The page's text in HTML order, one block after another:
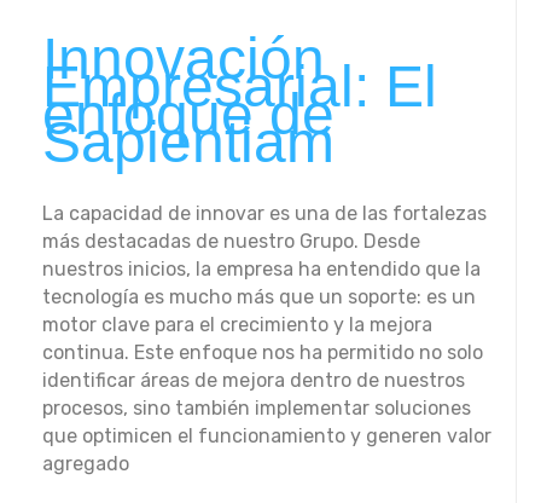
Innovación
Empresarial: El
enfoque de
Sapientiam
La capacidad de innovar es una de las fortalezas
más destacadas de nuestro Grupo. Desde
nuestros inicios, la empresa ha entendido que la
tecnología es mucho más que un soporte: es un
motor clave para el crecimiento y la mejora
continua. Este enfoque nos ha permitido no solo
identificar áreas de mejora dentro de nuestros
procesos, sino también implementar soluciones
que optimicen el funcionamiento y generen valor
agregado